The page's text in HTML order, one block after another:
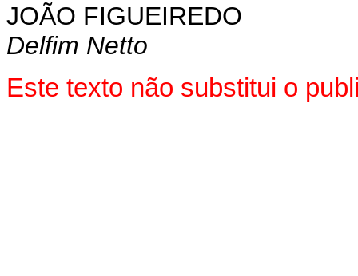
JOÃO FIGUEIREDO
Delfim Netto
Este texto não substitui o